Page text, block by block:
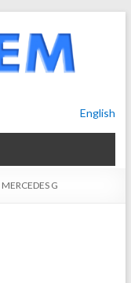
English
MERCEDES G